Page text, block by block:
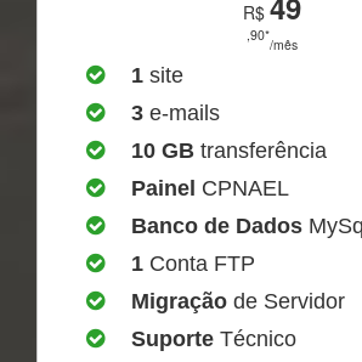
R$
,90*
/mês
1site
3e-mails
10 GBtransferência
Painel CPNAEL
Banco de Dados
1 Conta FTP
Migraçãode Servidor
SuporteTécnico